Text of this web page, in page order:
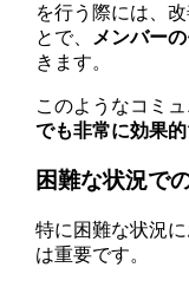
を行う際には、
とで、
メンバー
きます。
このようなコミ
でも非常に効果的
困難な状況で
特に困難な状況
は重要です。